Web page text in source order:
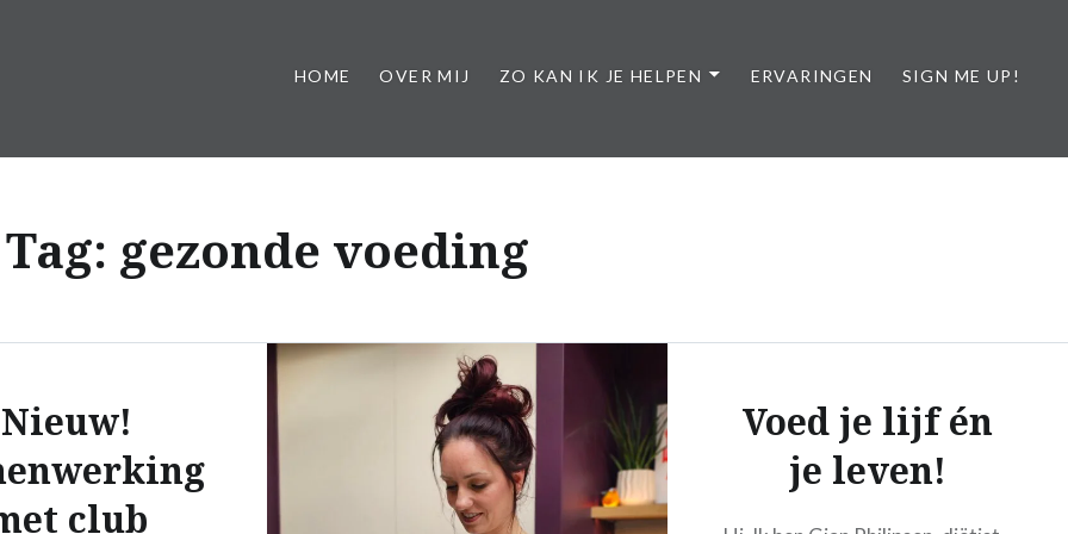
regels, vol kleur
HOME OVER MIJ ZO KAN IK JE HELPEN ERVARINGEN SIGN ME UP!
Tag: gezonde voeding
Nieuw!
club
Voed je lijf én
je leven!